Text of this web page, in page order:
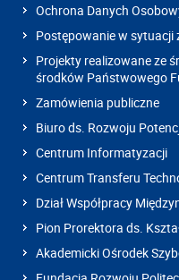
Ochrona Danych
Postępowanie w sytuacji
Projekty realizowane ze
środków Państwowego
Zamówienia publiczne
Biuro ds. Rozwoju
Centrum Informatyzacji
Centrum Transferu
Dział Współpracy
Pion Prorektora ds.
Akademicki Ośrodek